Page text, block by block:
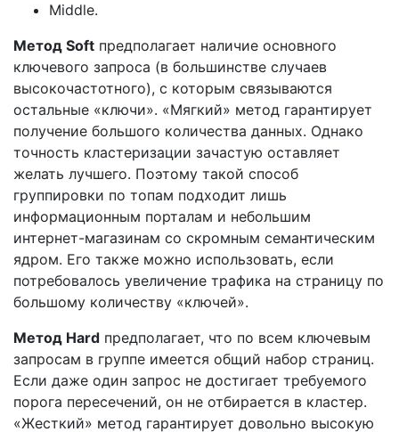
Middle.
Метод Soft предполагает наличие основного
ключевого запроса (в большинстве случаев
высокочастотного), с которым связываются
остальные «ключи». «Мягкий» метод гарантирует
получение большого количества данных. Однако
точность кластеризации зачастую оставляет
желать лучшего. Поэтому такой способ
группировки по топам подходит лишь
информационным порталам и небольшим
интернет-магазинам со скромным семантическим
ядром. Его также можно использовать, если
потребовалось увеличение трафика на страницу по
большому количеству «ключей».
Метод Hard предполагает, что по всем ключевым
запросам в группе имеется общий набор страниц.
Если даже один запрос не достигает требуемого
порога пересечений, он не отбирается в кластер.
«Жесткий» метод гарантирует довольно высокую